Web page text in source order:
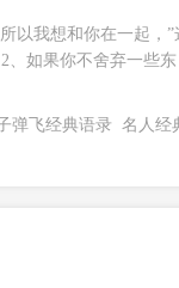
以我想和你在一起，”
、如果你不舍弃一些东
弹飞经典语录
名人经